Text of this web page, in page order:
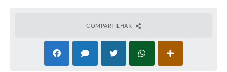
COMPARTILHAR